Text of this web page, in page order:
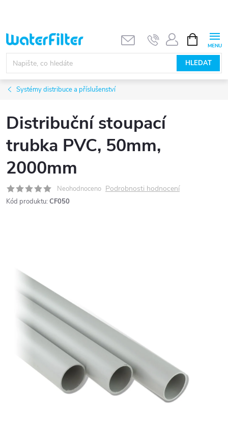
obsah
HLEDAT
NÁKUPNÍ
KOŠÍK
Systémy distribuce a příslušenství
Distribuční stoupací
trubka PVC, 50mm,
2000mm
Neohodnoceno Podrobnosti hodnocení
Kód produktu: CF050